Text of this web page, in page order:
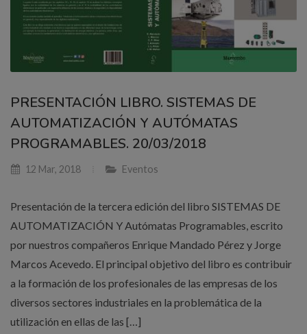
PRESENTACIÓN LIBRO. SISTEMAS DE
AUTOMATIZACIÓN Y AUTÓMATAS
PROGRAMABLES. 20/03/2018
12 Mar, 2018 Eventos
Presentación de la tercera edición del libro SISTEMAS DE
AUTOMATIZACIÓN Y Autómatas Programables, escrito
por nuestros compañeros Enrique Mandado Pérez y Jorge
Marcos Acevedo. El principal objetivo del libro es contribuir
a la formación de los profesionales de las empresas de los
diversos sectores industriales en la problemática de la
utilización en ellas de las […]